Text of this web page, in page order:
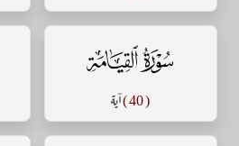
سورة القيامة
( 40 ) آية